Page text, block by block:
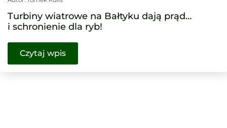
Turbiny wiatrowe na Bałtyku dają prąd…
i schronienie dla ryb!
Czytaj wpis